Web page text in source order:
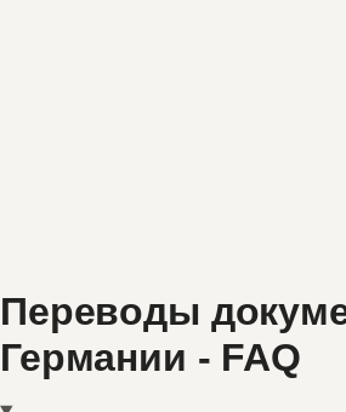
Переводы
Германии - FAQ